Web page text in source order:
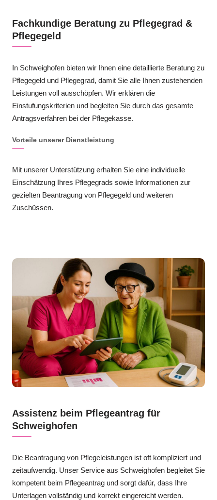
Fachkundige Beratung zu Pflegegrad &
Pflegegeld
In Schweighofen bieten wir Ihnen eine detaillierte Beratung zu
Pflegegeld und Pflegegrad, damit Sie alle Ihnen zustehenden
Leistungen voll ausschöpfen. Wir erklären die
Einstufungskriterien und begleiten Sie durch das gesamte
Antragsverfahren bei der Pflegekasse.
Vorteile unserer Dienstleistung
Mit unserer Unterstützung erhalten Sie eine individuelle
Einschätzung Ihres Pflegegrads sowie Informationen zur
gezielten Beantragung von Pflegegeld und weiteren
Zuschüssen.
Assistenz beim Pflegeantrag für
Schweighofen
Die Beantragung von Pflegeleistungen ist oft kompliziert und
zeitaufwendig. Unser Service aus Schweighofen begleitet Sie
kompetent beim Pflegeantrag und sorgt dafür, dass Ihre
Unterlagen vollständig und korrekt eingereicht werden.